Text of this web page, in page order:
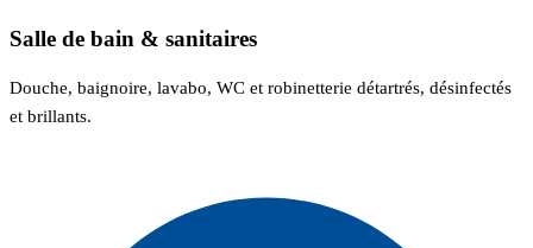
Salle de bain & sanitaires
Douche, baignoire, lavabo, WC et robinetterie détartrés, désinfectés
et brillants.